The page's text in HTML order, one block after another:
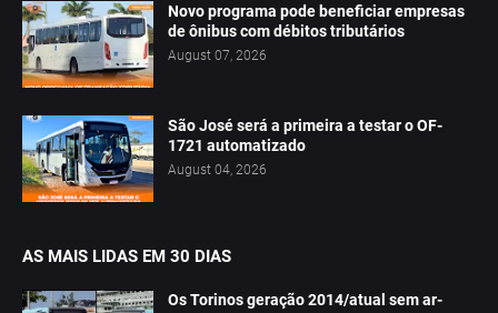
Novo programa pode beneficiar empresas
de ônibus com débitos tributários
August 07, 2026
São José será a primeira a testar o OF-
1721 automatizado
August 04, 2026
AS MAIS LIDAS EM 30 DIAS
Os Torinos geração 2014/atual sem ar-